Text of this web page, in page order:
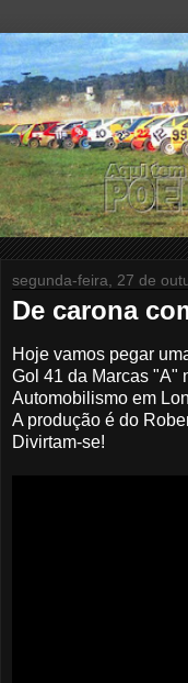
segunda-feira, 27 de
De carona
Hoje vamos pegar
Gol 41 da Marcas "A"
Automobilismo em
A produção é do
Divirtam-se!